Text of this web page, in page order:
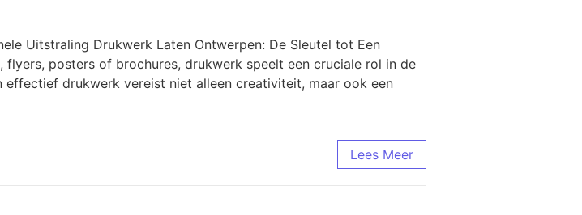
Uitstraling Drukwerk Laten Ontwerpen: De Sleutel tot Een
posters of brochures, drukwerk speelt een cruciale rol in de
drukwerk vereist niet alleen creativiteit, maar ook een
Lees Meer